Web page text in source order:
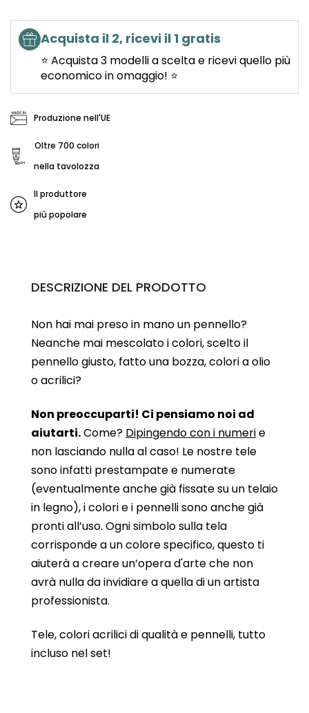
Acquista il 2, ricevi il 1 gratis
⭐ Acquista 3 modelli a scelta e ricevi quello più
economico in omaggio! ⭐
Produzione nell'UE
Oltre 700 colori
nella tavolozza
Il produttore
più popolare
DESCRIZIONE DEL PRODOTTO
Non hai mai preso in mano un pennello?
Neanche mai mescolato i colori, scelto il
pennello giusto, fatto una bozza, colori a olio
o acrilici?
Non preoccuparti! Ci pensiamo noi ad
aiutarti.Come? Dipingendo con i numerie
non lasciando nulla al caso! Le nostre tele
sono infatti prestampate e numerate
(eventualmente anche già fissate su un telaio
in legno), i colori e i pennelli sono anche già
pronti all’uso. Ogni simbolo sulla tela
corrisponde a un colore specifico, questo ti
aiuterà a creare un’opera d'arte che non
avrà nulla da invidiare a quella di un artista
professionista.
Tele, colori acrilici di qualità e pennelli, tutto
incluso nel set!